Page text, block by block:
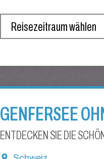
GENFERSEE
ENTDECKEN SIE DIE